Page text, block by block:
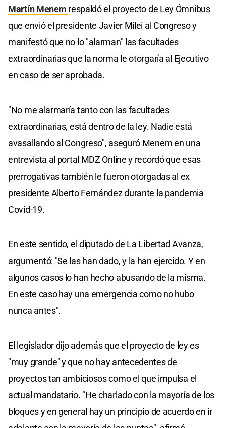
Martín Menem respaldó el proyecto de Ley Ómnibus
que envió el presidente Javier Milei al Congreso y
manifestó que no lo "alarman" las facultades
extraordinarias que la norma le otorgaría al Ejecutivo
en caso de ser aprobada.
"No me alarmaría tanto con las facultades
extraordinarias, está dentro de la ley. Nadie está
avasallando al Congreso", aseguró Menem en una
entrevista al portal MDZ Online y recordó que esas
prerrogativas también le fueron otorgadas al ex
presidente Alberto Fernández durante la pandemia
Covid-19.
En este sentido, el diputado de La Libertad Avanza,
argumentó: "Se las han dado, y la han ejercido. Y en
algunos casos lo han hecho abusando de la misma.
En este caso hay una emergencia como no hubo
nunca antes".
El legislador dijo además que el proyecto de ley es
"muy grande" y que no hay antecedentes de
proyectos tan ambiciosos como el que impulsa el
actual mandatario. "He charlado con la mayoría de los
bloques y en general hay un principio de acuerdo en ir